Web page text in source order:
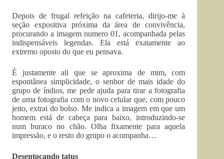
Depois de frugal refeição na cafeteria, dirijo-me à
seção expositiva próxima da área de convivência,
procurando a imagem numero 01, acompanhada pelas
indispensáveis legendas. Ela está exatamente ao
extremo oposto do que eu pensava.
É justamente ali que se aproxima de mim, com
espontânea simplicidade, o senhor de mais idade do
grupo de índios, me pede ajuda para tirar a fotografia
de uma fotografia com o novo celular que, com pouco
jeito, extrai do bolso. Me indica a imagem em que um
homem está de cabeça para baixo, introduzindo-se
num buraco no chão. Olha fixamente para aquela
impressão, e o resto do grupo o acompanha…
Desentocando tatus